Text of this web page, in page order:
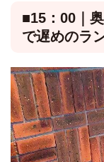
■15：00｜
で遅めのラ